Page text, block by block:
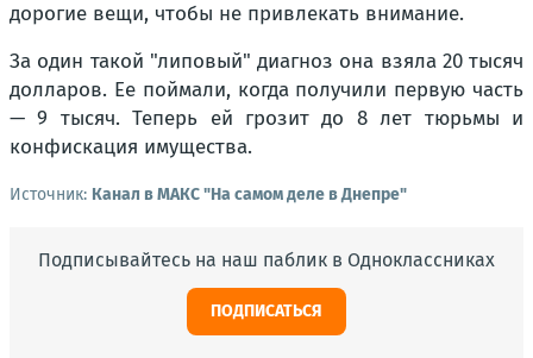
дорогие вещи, чтобы не привлекать внимание.
За один такой "липовый" диагноз она взяла 20 тысяч
долларов. Ее поймали, когда получили первую часть
— 9 тысяч. Теперь ей грозит до 8 лет тюрьмы и
конфискация имущества.
Источник: Канал в МАКС "На самом деле в Днепре"
Подписывайтесь на наш паблик в Одноклассниках
ПОДПИСАТЬСЯ